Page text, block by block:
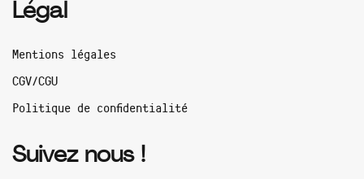
Légal
Mentions légales
CGV/CGU
Politique de confidentialité
Suivez nous !